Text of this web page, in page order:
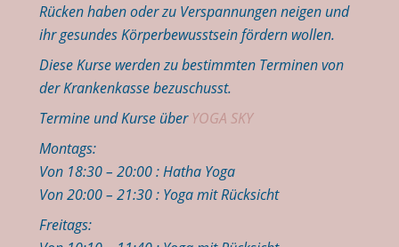
Rücken haben oder zu Verspannungen neigen und
ihr gesundes Körperbewusstsein fördern wollen.
Diese Kurse werden zu bestimmten Terminen von
der Krankenkasse bezuschusst.
Termine und Kurse über YOGA SKY
Montags:
Von 18:30 – 20:00 : Hatha Yoga
Von 20:00 – 21:30 : Yoga mit Rücksicht
Freitags: